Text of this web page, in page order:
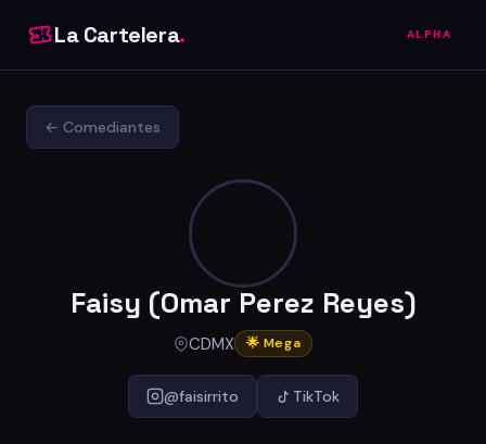
La Cartelera. ALPHA
← Comediantes
Faisy (Omar Perez Reyes)
CDMX 🌟 Mega
@faisirrito TikTok